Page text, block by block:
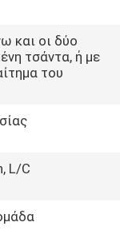
και οι δύο
τσάντα, ή με
του
L/C